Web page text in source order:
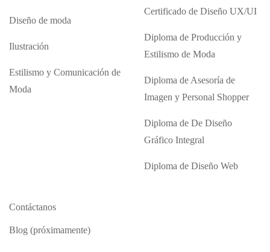
Diseño de moda
Ilustración
Estilismo y Comunicación de
Moda
Certificado de Diseño UX/UI
Diploma de Producción y
Estilismo de Moda
Diploma de Asesoría de
Imagen y Personal Shopper
Diploma de De Diseño
Gráfico Integral
Diploma de Diseño Web
Contáctanos
Blog (próximamente)